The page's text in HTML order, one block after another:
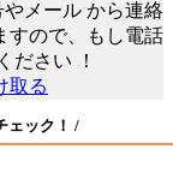
やメール から連絡
すので、もし電話
ださい ！
ェック！ /